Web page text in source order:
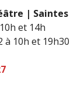
| Saintes
et 14h
à 10h et 19h30